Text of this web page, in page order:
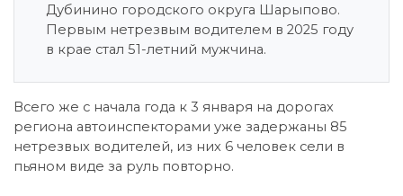
Дубинино городского округа Шарыпово.
Первым нетрезвым водителем в 2025 году
в крае стал 51-летний мужчина.
Всего же с начала года к 3 января на дорогах
региона автоинспекторами уже задержаны 85
нетрезвых водителей, из них 6 человек сели в
пьяном виде за руль повторно.